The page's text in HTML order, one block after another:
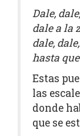
Dale,
dale a la
dale,
hasta
Estas
las
donde
que se